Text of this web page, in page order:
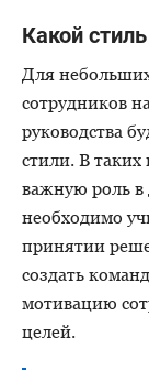
Какой
Для
сотрудников
руководства
стили. В
важную роль
необходимо
принятии
создать
мотивацию
целей.